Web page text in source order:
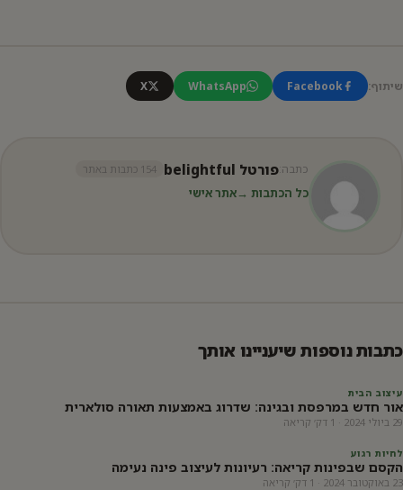
שיתוף: Facebook
WhatsApp
X
כתבה:פורטל belightful 154 כתבות באתר
כל הכתבות →אתר אישי
כתבות נוספות שיעניינו אותך
עיצוב הבית
אור חדש במרפסת ובגינה: שדרוג באמצעות תאורה סולארית
29 ביולי 2024 · 1 דק׳ קריאה
לחיות רגוע
הקסם שבפינות קריאה: רעיונות לעיצוב פינה נעימה
23 באוקטובר 2024 · 1 דק׳ קריאה